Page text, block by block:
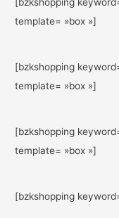
template= »box »]
[bzkshopping
template= »box »]
[bzkshopping
template= »box »]
[bzkshopping